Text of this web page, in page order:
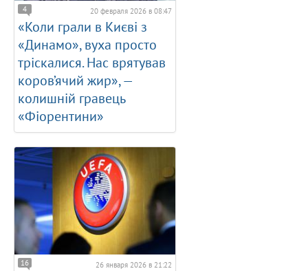
4 20 февраля 2026 в 08:47
«Коли грали в Києві з
«Динамо», вуха просто
тріскалися. Нас врятував
коров’ячий жир», —
колишній гравець
«Фіорентини»
16 26 января 2026 в 21:22